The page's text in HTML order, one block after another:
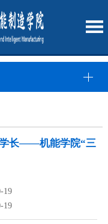
学长——机能学院“三
19
19